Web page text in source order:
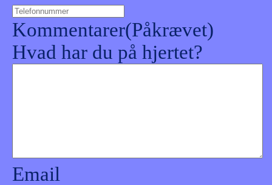
Kommentarer(Påkrævet)
Hvad har du på hjertet?
Email